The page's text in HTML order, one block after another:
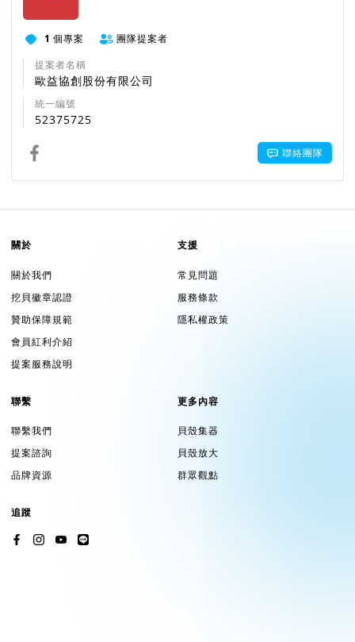
或整新的型號相同或功能相同 SwitchBot 產品。維修服務的替
換零件將使用全新或翻新的相同規格零件。
【售後服務】
本保固政策售後服務僅限於 SwitchBot Taiwan 官方網站或官
方授權通路購買之商品，包含在集資期間的挖貝群眾集資平台。
您從非上述管道購買的產品將不享有官方之保固服務。在符合售
後服務政策規定之下，如您的 SwitchBot 產品出現功能故障，
您可以憑有效的購買證明享受以下服務：
SwitchBot 產品或維修服務
自貨到次日起 1 年內，由原銷售商提供免費維修服務。
【保固說明】
產品保固期由到貨次日起算，除非與購買相關的文件中另有明確
規定，本體保固時間為一年，電池、貼紙等部件屬消耗品保固三
個月。不適用於產品本體有更改或自行維修的任何產品。超過保
與零件存貨狀態則需以當時報價為準，但無法保證維修報價或其
利)。
1 個專案
團隊提案者
提案者名稱
歐益協創股份有限公司
統一編號
52375725
聯絡團隊
關於
關於我們
挖貝徽章認證
贊助保障規範
會員紅利介紹
提案服務說明
支援
常見問題
服務條款
隱私權政策
聯繫
聯繫我們
提案諮詢
品牌資源
更多內容
貝殼集器
貝殼放大
群眾觀點
追蹤